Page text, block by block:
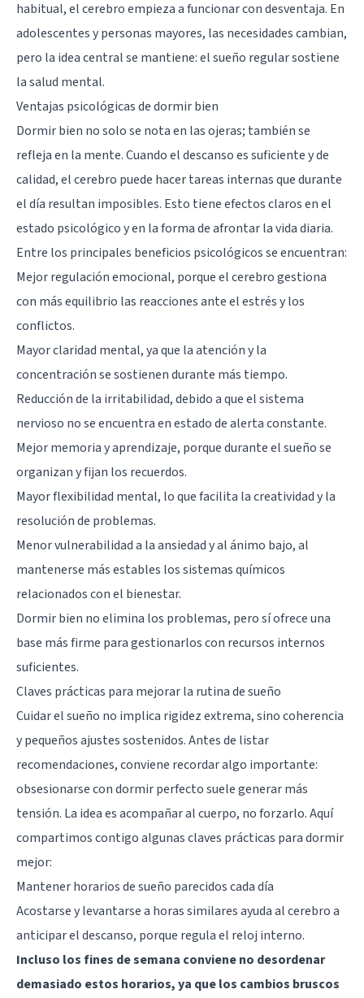
habitual, el cerebro empieza a funcionar con desventaja. En
adolescentes y personas mayores, las necesidades cambian,
pero la idea central se mantiene: el sueño regular sostiene
la salud mental.
Ventajas psicológicas de dormir bien
Dormir bien no solo se nota en las ojeras; también se
refleja en la mente. Cuando el descanso es suficiente y de
calidad, el cerebro puede hacer tareas internas que durante
el día resultan imposibles. Esto tiene efectos claros en el
estado psicológico y en la forma de afrontar la vida diaria.
Entre los principales beneficios psicológicos se encuentran:
Mejor regulación emocional, porque el cerebro gestiona
con más equilibrio las reacciones ante el estrés y los
conflictos.
Mayor claridad mental, ya que la atención y la
concentración se sostienen durante más tiempo.
Reducción de la irritabilidad, debido a que el sistema
nervioso no se encuentra en estado de alerta constante.
Mejor memoria y aprendizaje, porque durante el sueño se
organizan y fijan los recuerdos.
Mayor flexibilidad mental, lo que facilita la creatividad y la
resolución de problemas.
Menor vulnerabilidad a la ansiedad y al ánimo bajo, al
mantenerse más estables los sistemas químicos
relacionados con el bienestar.
Dormir bien no elimina los problemas, pero sí ofrece una
base más firme para gestionarlos con recursos internos
suficientes.
Claves prácticas para mejorar la rutina de sueño
Cuidar el sueño no implica rigidez extrema, sino coherencia
y pequeños ajustes sostenidos. Antes de listar
recomendaciones, conviene recordar algo importante:
obsesionarse con dormir perfecto suele generar más
tensión. La idea es acompañar al cuerpo, no forzarlo. Aquí
compartimos contigo algunas claves prácticas para dormir
mejor:
Mantener horarios de sueño parecidos cada día
Acostarse y levantarse a horas similares ayuda al cerebro a
anticipar el descanso, porque regula el reloj interno.
Incluso los fines de semana conviene no desordenar
demasiado estos horarios, ya que los cambios bruscos